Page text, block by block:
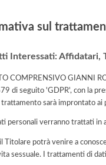
sul
Interessati: Affidatari,
COMPRENSIVO GIANNI
di seguito 'GDPR', con la
trattamento sarà improntato ai
personali verranno trattati
Titolare potrà venire a
sessuale. I trattamenti di